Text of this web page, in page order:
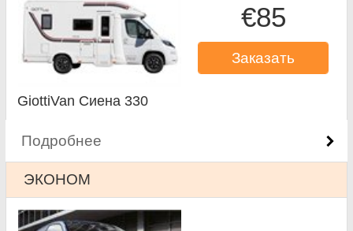
€85
Заказать
GiottiVan Сиена 330
Подробнее
ЭКОНОМ